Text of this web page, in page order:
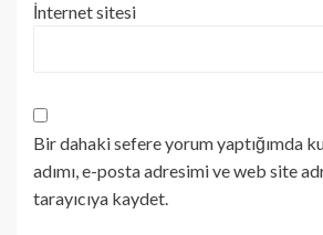
İnternet sitesi
Bir dahaki sefere yorum yaptığımda
adımı, e-posta adresimi ve web site
tarayıcıya kaydet.